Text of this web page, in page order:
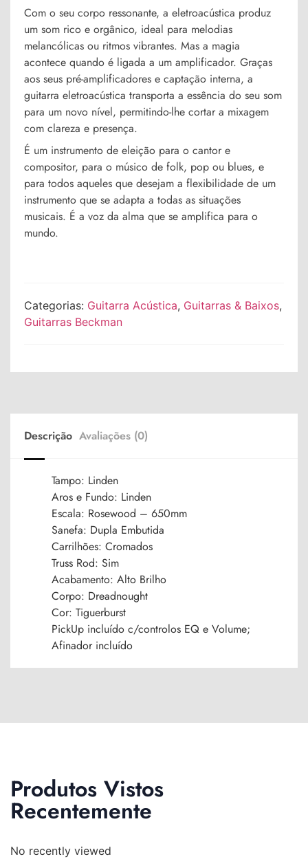
Com o seu corpo ressonante, a eletroacústica produz
um som rico e orgânico, ideal para melodias
melancólicas ou ritmos vibrantes. Mas a magia
acontece quando é ligada a um amplificador. Graças
aos seus pré-amplificadores e captação interna, a
guitarra eletroacústica transporta a essência do seu som
para um novo nível, permitindo-lhe cortar a mixagem
com clareza e presença.
É um instrumento de eleição para o cantor e
compositor, para o músico de folk, pop ou blues, e
para todos aqueles que desejam a flexibilidade de um
instrumento que se adapta a todas as situações
musicais. É a voz da alma que se amplifica para o
mundo.
Categorias: Guitarra Acústica, Guitarras & Baixos,
Guitarras Beckman
Descrição Avaliações (0)
Tampo: Linden
Aros e Fundo: Linden
Escala: Rosewood – 650mm
Sanefa: Dupla Embutida
Carrilhões: Cromados
Truss Rod: Sim
Acabamento: Alto Brilho
Corpo: Dreadnought
Cor: Tiguerburst
PickUp incluído c/controlos EQ e Volume;
Afinador incluído
Produtos Vistos
Recentemente
No recently viewed